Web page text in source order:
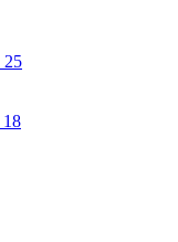
25
18